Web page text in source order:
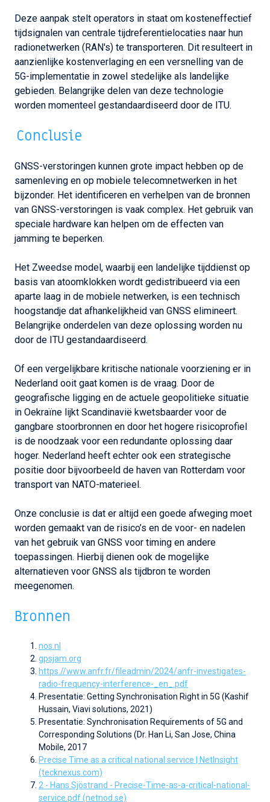
Deze aanpak stelt operators in staat om kosteneffectief
tijdsignalen van centrale tijdreferentielocaties naar hun
radionetwerken (RAN's) te transporteren. Dit resulteert in
aanzienlijke kostenverlaging en een versnelling van de
5G-implementatie in zowel stedelijke als landelijke
gebieden. Belangrijke delen van deze technologie
worden momenteel gestandaardiseerd door de ITU.
Conclusie
GNSS-verstoringen kunnen grote impact hebben op de
samenleving en op mobiele telecomnetwerken in het
bijzonder. Het identificeren en verhelpen van de bronnen
van GNSS-verstoringen is vaak complex. Het gebruik van
speciale hardware kan helpen om de effecten van
jamming te beperken.
Het Zweedse model, waarbij een landelijke tijddienst op
basis van atoomklokken wordt gedistribueerd via een
aparte laag in de mobiele netwerken, is een technisch
hoogstandje dat afhankelijkheid van GNSS elimineert.
Belangrijke onderdelen van deze oplossing worden nu
door de ITU gestandaardiseerd.
Of een vergelijkbare kritische nationale voorziening er in
Nederland ooit gaat komen is de vraag. Door de
geografische ligging en de actuele geopolitieke situatie
in Oekraïne lijkt Scandinavië kwetsbaarder voor de
gangbare stoorbronnen en door het hogere risicoprofiel
is de noodzaak voor een redundante oplossing daar
hoger. Nederland heeft echter ook een strategische
positie door bijvoorbeeld de haven van Rotterdam voor
transport van NATO-materieel.
Onze conclusie is dat er altijd een goede afweging moet
worden gemaakt van de risico’s en de voor- en nadelen
van het gebruik van GNSS voor timing en andere
toepassingen. Hierbij dienen ook de mogelijke
alternatieven voor GNSS als tijdbron te worden
meegenomen.
Bronnen
nos.nl
gpsjam.org
https://www.anfr.fr/fileadmin/2024/anfr-investigates-
radio-frequency-interference-_en_.pdf
Presentatie: Getting Synchronisation Right in 5G (Kashif
Hussain, Viavi solutions, 2021)
Presentatie: Synchronisation Requirements of 5G and
Corresponding Solutions (Dr. Han Li, San Jose, China
Mobile, 2017
Precise Time as a critical national service | NetInsight
(tecknexus.com)
2 - Hans Sjöstrand - Precise-Time-as-a-critical-national-
service.pdf (netnod.se)